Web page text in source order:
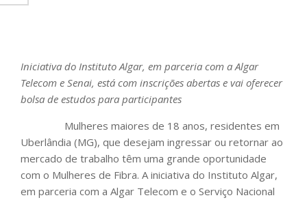
Iniciativa do Instituto Algar, em parceria com a Algar
Telecom e Senai, está com inscrições abertas e vai oferecer
bolsa de estudos para participantes
Mulheres maiores de 18 anos, residentes em
Uberlândia (MG), que desejam ingressar ou retornar ao
mercado de trabalho têm uma grande oportunidade
com o Mulheres de Fibra. A iniciativa do Instituto Algar,
em parceria com a Algar Telecom e o Serviço Nacional